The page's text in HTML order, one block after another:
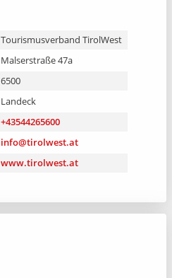
Tourismusverband TirolWest
Malserstraße 47a
6500
Landeck
+43544265600
info@tirolwest.at
www.tirolwest.at